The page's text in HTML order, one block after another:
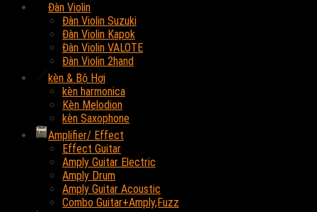
Đàn Violin
Đàn Violin Suzuki
Đàn Violin Kapok
Đàn Violin VALOTE
Đàn Violin 2hand
kèn & Bộ Hơi
kèn harmonica
Kèn Melodion
kèn Saxophone
Amplifier/ Effect
Effect Guitar
Amply Guitar Electric
Amply Drum
Amply Guitar Acoustic
Combo Guitar+Amply,Fuzz